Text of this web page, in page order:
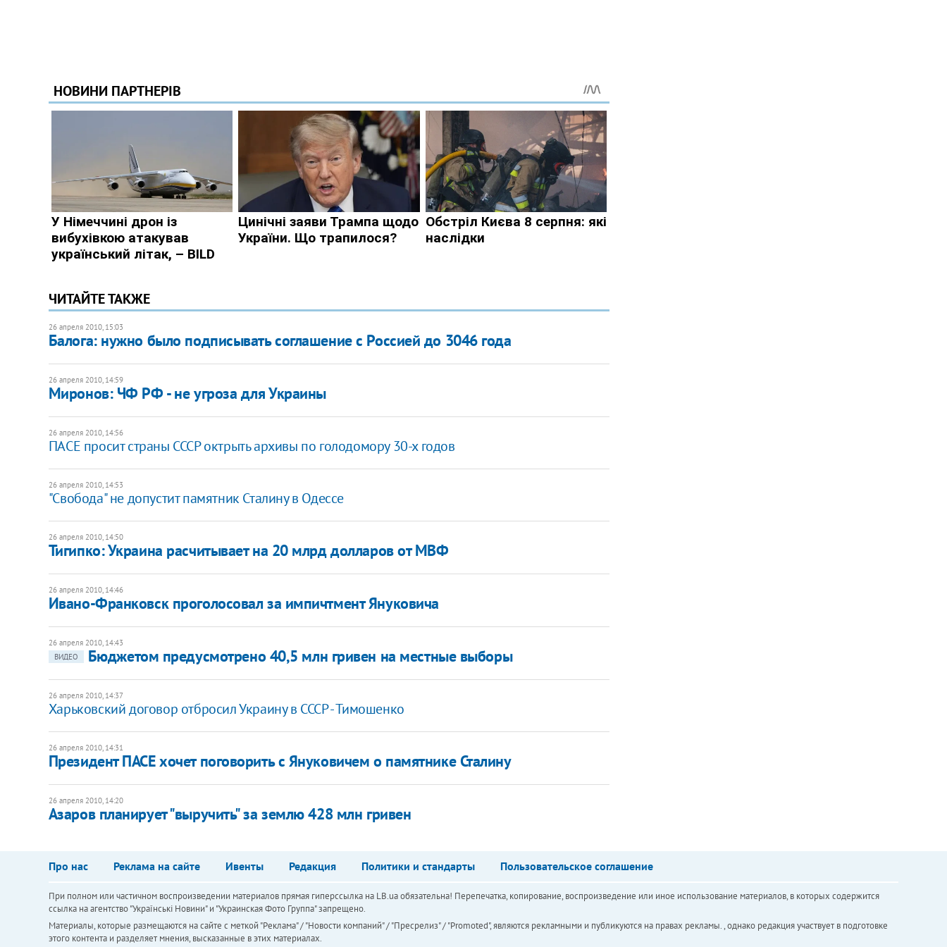
ЧИТАЙТЕ ТАКЖЕ
26 апреля 2010, 15:03
Балога: нужно было подписывать соглашение с Россией до 3046 года
26 апреля 2010, 14:59
Миронов: ЧФ РФ - не угроза для Украины
26 апреля 2010, 14:56
ПАСЕ просит страны СССР октрыть архивы по голодомору 30-х годов
26 апреля 2010, 14:53
"Свобода" не допустит памятник Сталину в Одессе
26 апреля 2010, 14:50
Тигипко: Украина расчитывает на 20 млрд долларов от МВФ
26 апреля 2010, 14:46
Ивано-Франковск проголосовал за импичтмент Януковича
26 апреля 2010, 14:43
ВИДЕО
Бюджетом предусмотрено 40,5 млн гривен на местные выборы
26 апреля 2010, 14:37
Харьковский договор отбросил Украину в СССР - Тимошенко
26 апреля 2010, 14:31
Президент ПАСЕ хочет поговорить с Януковичем о памятнике Сталину
26 апреля 2010, 14:20
Азаров планирует "выручить" за землю 428 млн гривен
Про нас Реклама на сайте Ивенты Редакция Политики и стандарты Пользовательское соглашение
При полном или частичном воспроизведении материалов прямая гиперссылка на LB.ua обязательна! Перепечатка, копирование, воспроизведение или иное использование материалов, в которых содержится
ссылка на агентство "Українськi Новини" и "Украинская Фото Группа" запрещено.
Материалы, которые размещаются на сайте с меткой "Реклама" / "Новости компаний" / "Пресрелиз" / "Promoted", являются рекламными и публикуются на правах рекламы. , однако редакция участвует в подготовке
этого контента и разделяет мнения, высказанные в этих материалах.